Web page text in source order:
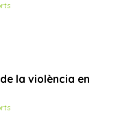
la violència en